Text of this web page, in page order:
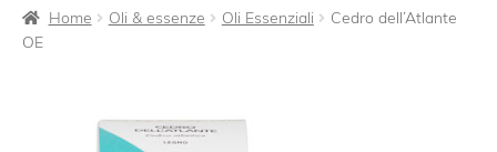
a
Home Oli & essenze Oli Essenziali
Cedro dell’Atlante
OE